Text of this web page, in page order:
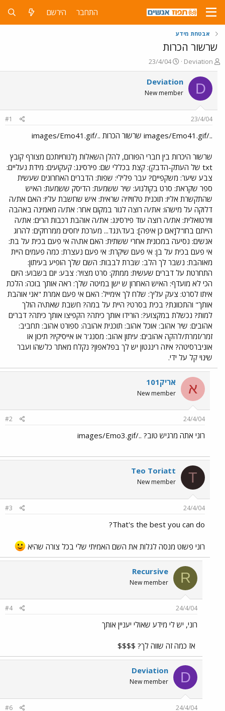
התחבר הירשם
אבטחת מידע
שרשור הכרות
פ
ו
ת
ח
ה
ש
Deviation
פ
ו
ר
ם
ר
23/4/04
D
Deviation
New member
23/4/04
#1
../images/Emo41.gif שרשור הכרות ../images/Emo41.gif
שרשור היכרות בין חברי הפורום, להלן השאלות (לנוחיותכם מצורף קובץ
txt של העתק-הדבק): קצת בכללי שם: פירסינג: קעקועים: מידת נעליים:
צבע שיער: משקפיים? עבר פלילי: שפות: הדברים האחרונים שעשית
ספר שקראת: סרט בקולנוע: שיר ששמעת: הדיסק ששמעת: האיש
שהתקשרת אליו: תוכנית טלוויזיה שראית: איש שחשבת עליו: האם את/ה
דלוקה על מישהו: את/ה רוצה לגור במקום אחר: את/ה מאמינה באהבה
ווירטואלית: את/ה רוצה עוד פירסינג: את/ה אוהבת רכבות הרים: את/ה
הייתם בחו"ל[אם כן איפה]: בעד\נגד... מערכת יחסים ממרחקים: להרוג
אנשים: נסיעה במכונית אחרי ששתית: האם את\ה אי פעם בכית על בת:
אי פעם בכית על בן: אי פעם שיקרת: אי פעם נעצרת: כמה פעמים היית
מאוהבת: נשבר לך הלב: שברת לבבות: השם שלך הופיע בעיתון:
התחרטת על דברים שעשית: ממתק: סרט מצויר: צבע: יום בשבוע: היום
הכי לא מועדף: האיש האחרון ש ישן במיטה שלך: ראה אותך בוכה: הלכת
איתו לסרט: צעק עליך: שלח לך אימייל: האם אי פעם אמרת "אני אוהבת
אותך" והתכוונת? בכית בסרט? היית על במה? חשבת שאת\ה הולך
למות? נכשלת במקצוע?: הורידו אותך כיתה? הקפיצו אותך כיתה? דברים
אהובים: שיר אהוב: אוכל אהוב: תוכנית אהובה: ספורט אהוב: תחביב:
זמר/זמרת/להקה אהובים: עיתון אהוב: מסנג'ר או אייסיקיו? תיכון או
אוניברסיטה? איזה רינגטון יש לך בפלאפון? נקלח מאתר כלשהו ועבר
שינוי קל על ידי.
א אריק101
New member
24/4/04
#2
רוני אתה מרגיש טוב? ../images/Emo3.gif
T
Teo Toriatt
New member
24/4/04
#3
That's the best you can do?
רוני פשוט מנסה לגלות את השם האמיתי שלי בכל צורה שהיא
R
Recursive
New member
24/4/04
#4
רוני, יש לי מידע שאולי יעניין אותך
אז כמה זה שווה לך? $$$$
D
Deviation
New member
24/4/04
#6